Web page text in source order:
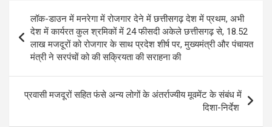
Post
navigation
लॉक-डाउन में मनरेगा में रोजगार देने में छत्तीसगढ़ देश में प्रथम, अभी
देश में कार्यरत कुल श्रमिकों में 24 फीसदी अकेले छत्तीसगढ़ से, 18.52
लाख मजदूरों को रोजगार के साथ प्रदेश शीर्ष पर, मुख्यमंत्री और पंचायत
मंत्री ने सरपंचों को की सक्रियता की सराहना की
प्रवासी मजदूरों सहित फंसे अन्य लोगों के अंतर्राज्यीय मूवमेंट के संबंध में
दिशा-निर्देश